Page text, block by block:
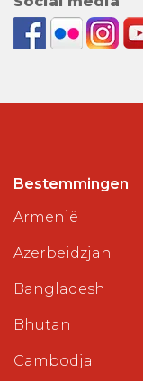
Bestemmingen
Armenië
Azerbeidzjan
Bangladesh
Bhutan
Cambodja